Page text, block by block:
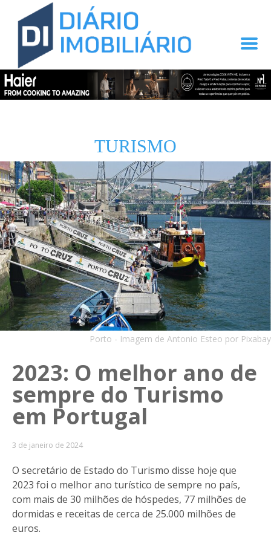
TURISMO
Porto - Imagem de Antonio Esteo por Pixabay
2023: O melhor ano de
sempre do Turismo
em Portugal
3 de janeiro de 2024
O secretário de Estado do Turismo disse hoje que
2023 foi o melhor ano turístico de sempre no país,
com mais de 30 milhões de hóspedes, 77 milhões de
dormidas e receitas de cerca de 25.000 milhões de
euros.